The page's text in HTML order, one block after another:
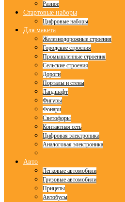
Разное
Стартовые наборы
Цифровые наборы
Для макета
Железнодорожные строения
Городские строения
Промышленные строения
Сельские строения
Дороги
Порталы и стены
Ландшафт
Фигуры
Фонари
Светофоры
Контактная сеть
Цифровая электроника
Аналоговая электроника
Авто
Легковые автомобили
Грузовые автомобили
Прицепы
Автобусы